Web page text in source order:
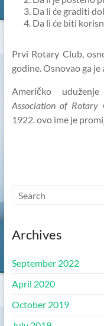
Da li će graditi
Da li će biti
Prvi Rotary Club,
godine. Osnovao ga
Američko
Association of Rotary
1922. ovo ime je
Archives
September 2022
April 2020
October 2019